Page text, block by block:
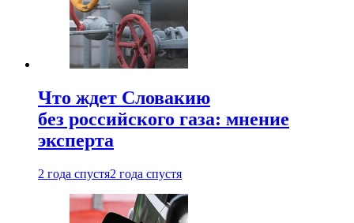
Что ждет Словакию
без российского газа: мнение
эксперта
2 года спустя2 года спустя